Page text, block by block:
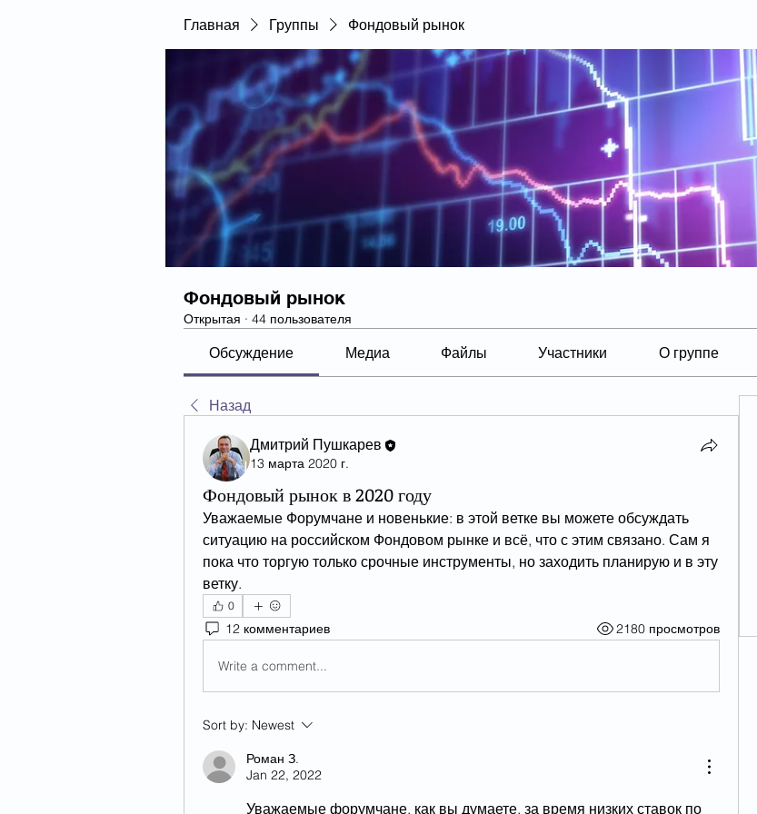
Главная Группы Фондовый рынок
Фондовый рынок
Открытая · 44 пользователя
Обсуждение Медиа Файлы Участники О группе
Назад
Дмитрий Пушкарев
13 марта 2020 г.
Фондовый рынок в 2020 году
Уважаемые Форумчане и новенькие: в этой ветке вы можете обсуждать
ситуацию на российском Фондовом рынке и всё, что с этим связано. Сам я
пока что торгую только срочные инструменты, но заходить планирую и в эту
ветку.
0
12 комментариев 2180 просмотров
Write a comment...
Sort by: Newest
Роман З.
Jan 22, 2022
Уважаемые форумчане, как вы думаете, за время низких ставок по